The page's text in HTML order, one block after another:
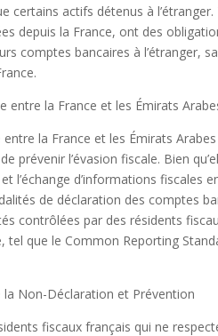
certains actifs détenus à
depuis la France, ont des
comptes bancaires à l’étranger,
entre la France et les Émirats
la France et les Émirats
prévenir l’évasion fiscale. Bien
l’échange d’informations fiscales
de déclaration des comptes
contrôlées par des résidents
tel que le Common Reporting
la Non-Déclaration et Prévention
fiscaux français qui ne